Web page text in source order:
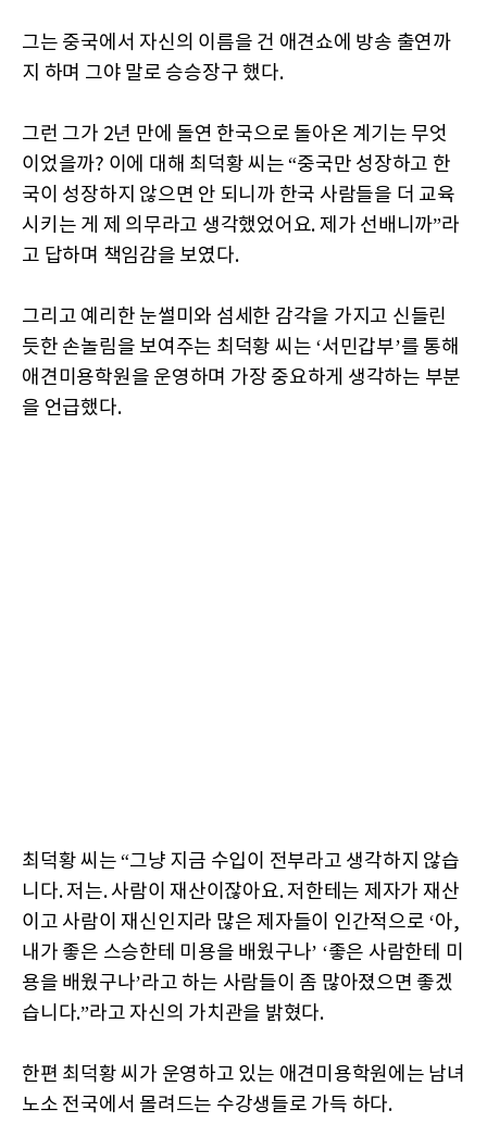
그는 중국에서 자신의 이름을 건 애견쇼에 방송 출연까
지 하며 그야 말로 승승장구 했다.
그런 그가 2년 만에 돌연 한국으로 돌아온 계기는 무엇
이었을까? 이에 대해 최덕황 씨는 “중국만 성장하고 한
국이 성장하지 않으면 안 되니까 한국 사람들을 더 교육
시키는 게 제 의무라고 생각했었어요. 제가 선배니까”라
고 답하며 책임감을 보였다.
그리고 예리한 눈썰미와 섬세한 감각을 가지고 신들린
듯한 손놀림을 보여주는 최덕황 씨는 ‘서민갑부’를 통해
애견미용학원을 운영하며 가장 중요하게 생각하는 부분
을 언급했다.
최덕황 씨는 “그냥 지금 수입이 전부라고 생각하지 않습
니다. 저는. 사람이 재산이잖아요. 저한테는 제자가 재산
이고 사람이 재신인지라 많은 제자들이 인간적으로 ‘아,
내가 좋은 스승한테 미용을 배웠구나’ ‘좋은 사람한테 미
용을 배웠구나’라고 하는 사람들이 좀 많아졌으면 좋겠
습니다.”라고 자신의 가치관을 밝혔다.
한편 최덕황 씨가 운영하고 있는 애견미용학원에는 남녀
노소 전국에서 몰려드는 수강생들로 가득 하다.